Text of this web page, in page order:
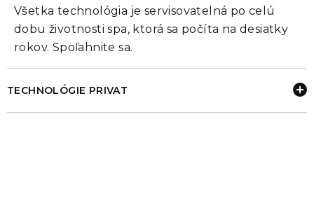
Všetka technológia je servisovatelná po celú
dobu životnosti spa, ktorá sa počíta na desiatky
rokov. Spoľahnite sa.
TECHNOLÓGIE PRIVAT